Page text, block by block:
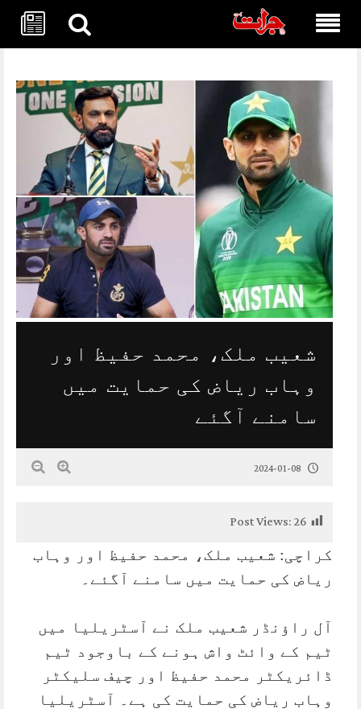
شعیب ملک، محمد حفیظ اور
وہاب ریاض کی حمایت میں
سامنے آگئے
2024-01-08
Post Views:26
کراچی: شعیب ملک، محمد حفیظ اور وہاب
ریاض کی حمایت میں سامنے آگئے۔
آل راؤنڈر شعیب ملک نے آسٹریلیا میں
ٹیم کے وائٹ واش ہونے کے باوجود ٹیم
ڈائریکٹر محمد حفیظ اور چیف سلیکٹر
وہاب ریاض کی حمایت کی ہے۔ آسٹریلیا